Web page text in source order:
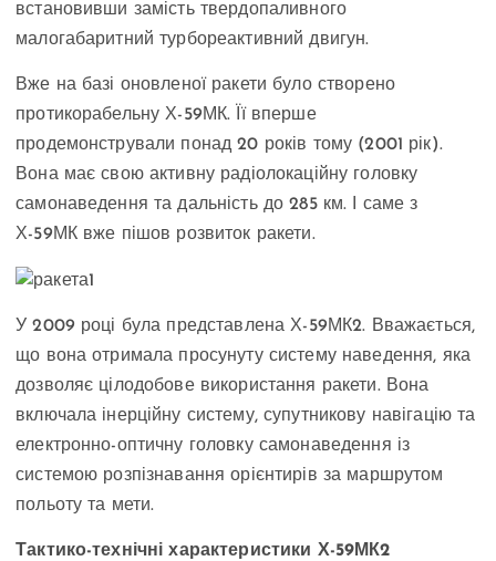
встановивши замість твердопаливного
малогабаритний турбореактивний двигун.
Вже на базі оновленої ракети було створено
протикорабельну Х-59МК. Її вперше
продемонстрували понад 20 років тому (2001 рік).
Вона має свою активну радіолокаційну головку
самонаведення та дальність до 285 км. І саме з
Х-59МК вже пішов розвиток ракети.
У 2009 році була представлена Х-59МК2. Вважається,
що вона отримала просунуту систему наведення, яка
дозволяє цілодобове використання ракети. Вона
включала інерційну систему, супутникову навігацію та
електронно-оптичну головку самонаведення із
системою розпізнавання орієнтирів за маршрутом
польоту та мети.
Тактико-технічні характеристики Х-59МК2